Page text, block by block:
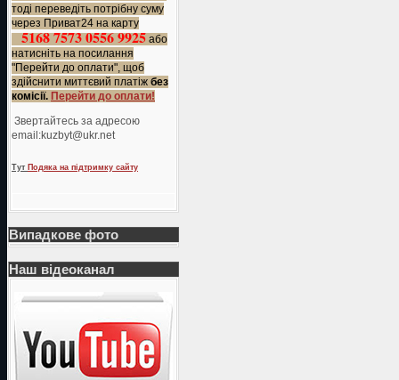
тоді переведіть потрібну суму
через Приват24 на карту
5168 7573 0556 9925 або
натисніть на посилання
"Перейти до оплати", щоб
здійснити миттєвий платіж без
комісії. Перейти до оплати!
Звертайтесь за адресою
еmail:kuzbyt@ukr.net
Тут Подяка на підтримку сайту
Випадкове фото
Наш відеоканал